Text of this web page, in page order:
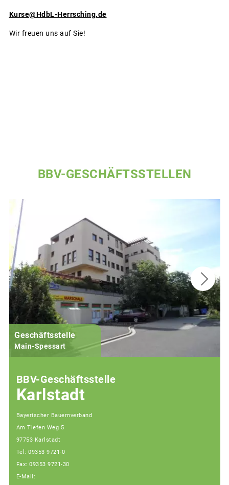
Kurse@HdbL-Herrsching.de
Wir freuen uns auf Sie!
BBV-GESCHÄFTSSTELLEN
Geschäftsstelle
Main-Spessart
BBV-Geschäftsstelle
Karlstadt
Bayerischer Bauernverband
Am Tiefen Weg 5
97753 Karlstadt
Tel: 09353 9721-0
Fax: 09353 9721-30
E-Mail: